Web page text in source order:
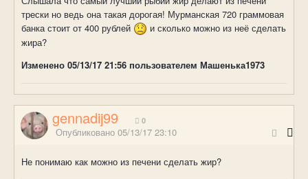
трески но ведь она такая дорогая! Мурманская 720 граммовая
банка стоит от 400 рублей
и сколько можно из неё сделать
жира?
Изменено 05/13/17 21:56 пользователем Машенька1973
gennadij99 0
Опубликовано 05/13/17 23:10
Не понимаю как можно из печени сделать жир?